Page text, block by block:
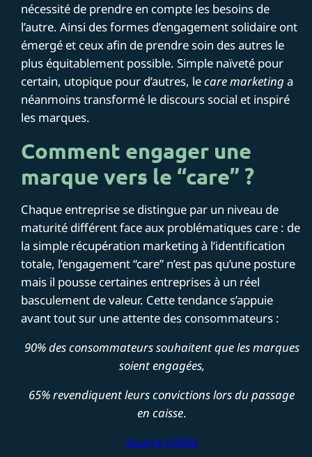
nécessité de prendre en compte les besoins de
l’autre. Ainsi des formes d’engagement solidaire ont
émergé et ceux afin de prendre soin des autres le
plus équitablement possible. Simple naïveté pour
certain, utopique pour d’autres, lecare marketinga
néanmoins transformé le discours social et inspiré
les marques.
Comment engager une
marque vers le “care” ?
Chaque entreprise se distingue par un niveau de
maturité différent face aux problématiques care : de
la simple récupération marketing à l’identification
totale, l’engagement “care” n’est pas qu’une posture
mais il pousse certaines entreprises à un réel
basculement de valeur. Cette tendance s’appuie
avant tout sur une attente des consommateurs :
90% des consommateurs souhaitent que les marques
soient engagées,
65% revendiquent leurs convictions lors du passage
en caisse.
Source L’ADN